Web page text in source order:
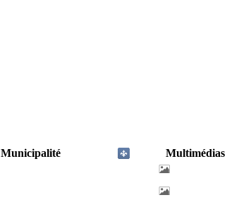
Municipalité
Multimédias